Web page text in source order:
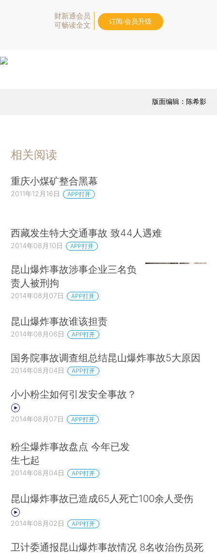
财新通会员
可畅读全文
订阅/会员升级
版面编辑：陈希影
相关阅读
重庆小煤矿整合黑幕
2011年12月16日 APP打开
西藏发生特大交通事故 致44人遇难
2014年08月10日 APP打开
昆山爆炸事故涉事企业三名负
责人被刑拘
2014年08月07日 APP打开
昆山爆炸事故谁该担责
2014年08月06日 APP打开
国务院事故调查组总结昆山爆炸事故5大原因
2014年08月04日 APP打开
小小粉尘如何引发安全事故？
2014年08月07日 APP打开
粉尘爆炸事故盘点 今年已发
生七起
2014年08月04日 APP打开
昆山爆炸事故已造成65人死亡100余人受伤
2014年08月02日 APP打开
卫计委通报昆山爆炸事故情况 8名收治伤员死